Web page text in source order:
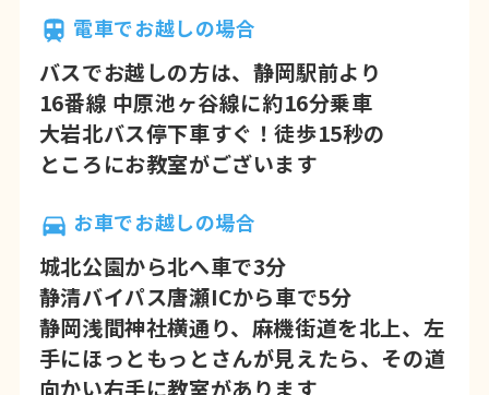
電車でお越しの場合
バスでお越しの方は、静岡駅前より
16番線 中原池ヶ谷線に約16分乗車
大岩北バス停下車すぐ！徒歩15秒の
ところにお教室がございます
お車でお越しの場合
城北公園から北へ車で3分
静清バイパス唐瀬ICから車で5分
静岡浅間神社横通り、麻機街道を北上、左
手にほっともっとさんが見えたら、その道
向かい右手に教室があります